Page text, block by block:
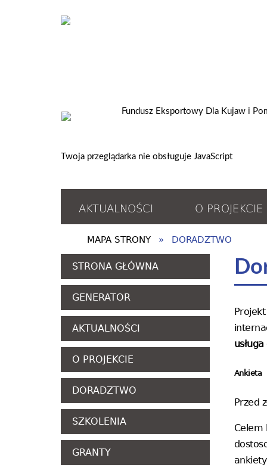
Twoja przeglądarka nie obsługuje JavaScript
AKTUALNOŚCI O PROJEKCIE
MAPA STRONY DORADZTWO
STRONA GŁÓWNA
GENERATOR
AKTUALNOŚCI
O PROJEKCIE
DORADZTWO
SZKOLENIA
GRANTY
Ankieta
Przed
Celem